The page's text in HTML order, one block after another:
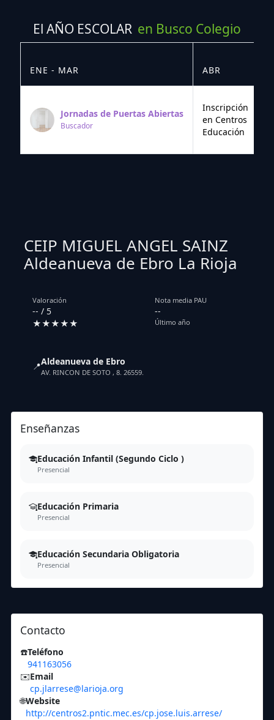
El AÑO ESCOLAR en Busco Colegio
ENE - MAR ABR
Jornadas de Puertas Abiertas
Buscador
Inscripción
en Centros
Educación
CEIP MIGUEL ANGEL SAINZ
Aldeanueva de Ebro La Rioja
Valoración
-- / 5
★★★★★
Nota media PAU
--
Último año
📍Aldeanueva de Ebro
AV. RINCON DE SOTO , 8. 26559.
Enseñanzas
Educación Infantil (Segundo Ciclo )
Presencial
Educación Primaria
Presencial
Educación Secundaria Obligatoria
Presencial
Contacto
☎️Teléfono
941163056
✉️Email
cp.jlarrese@larioja.org
🌐Website
http://centros2.pntic.mec.es/cp.jose.luis.arrese/